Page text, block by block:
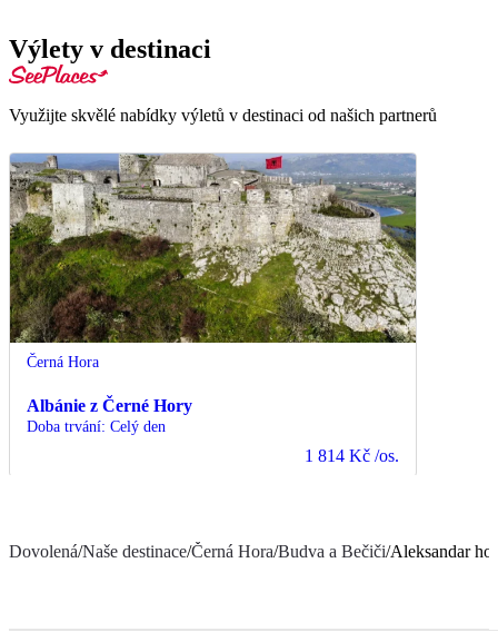
Výlety v destinaci
Využijte skvělé nabídky výletů v destinaci od našich partnerů
Černá Hora
Albánie z Černé Hory
Doba trvání: Celý den
1 814 Kč /os.
Dovolená/Naše destinace/Černá Hora/Budva a Bečiči/Aleksandar